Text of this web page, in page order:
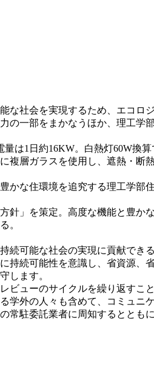
な社会を実現するため、エコロ
の一部をまかなうほか、理工
は1日約16KW。白熱灯60W換
層ガラスを使用し、遮熱・断
かな住環境を追究する理工学部
針」を策定。高度な機能と豊か
。
続可能な社会の実現に貢献でき
持続可能性を意識し、省資源、
します。
ビューのサイクルを繰り返すこ
学外の人々も含めて、コミュニ
常駐委託業者に周知するととも